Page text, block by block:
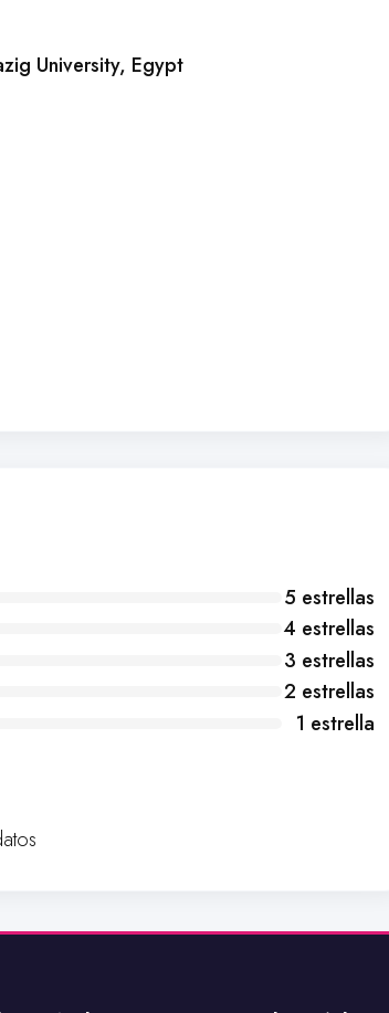
University, Egypt
5 estrellas
4 estrellas
3 estrellas
2 estrellas
1 estrella